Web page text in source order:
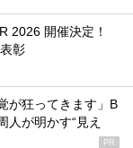
2026 開催決定！
彰
が狂ってきます」B
人が明かす“見え
PR